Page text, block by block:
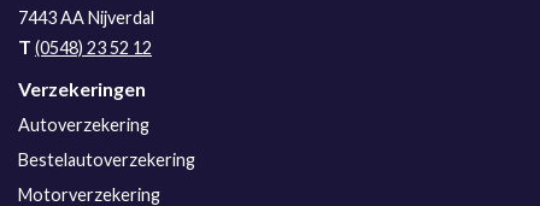
7443 AANijverdal
T (0548) 23 52 12
Verzekeringen
Autoverzekering
Bestelautoverzekering
Motorverzekering